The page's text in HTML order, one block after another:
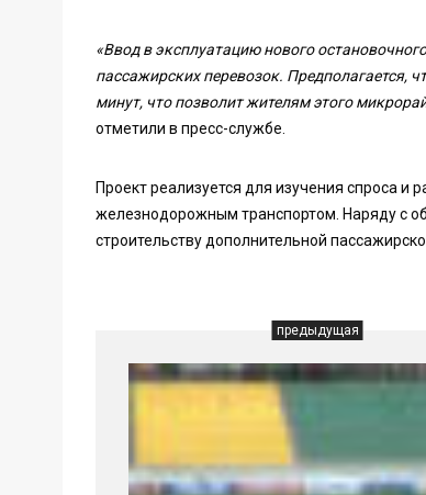
«Ввод в эксплуатацию нового
пассажирских перевозок. Предполагается,
минут, что позволит жителям этого
отметили в пресс-службе.
Проект реализуется для изучения спроса и
железнодорожным транспортом. Наряду с
строительству дополнительной
предыдущая